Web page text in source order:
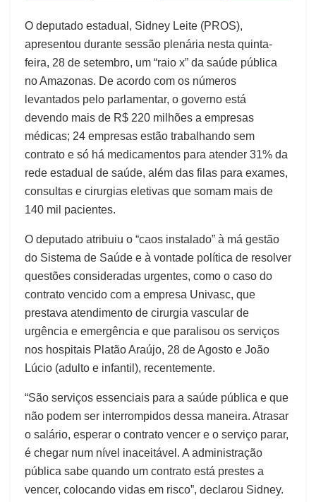
O deputado estadual, Sidney Leite (PROS),
apresentou durante sessão plenária nesta quinta-
feira, 28 de setembro, um “raio x” da saúde pública
no Amazonas. De acordo com os números
levantados pelo parlamentar, o governo está
devendo mais de R$ 220 milhões a empresas
médicas; 24 empresas estão trabalhando sem
contrato e só há medicamentos para atender 31% da
rede estadual de saúde, além das filas para exames,
consultas e cirurgias eletivas que somam mais de
140 mil pacientes.
O deputado atribuiu o “caos instalado” à má gestão
do Sistema de Saúde e à vontade política de resolver
questões consideradas urgentes, como o caso do
contrato vencido com a empresa Univasc, que
prestava atendimento de cirurgia vascular de
urgência e emergência e que paralisou os serviços
nos hospitais Platão Araújo, 28 de Agosto e João
Lúcio (adulto e infantil), recentemente.
“São serviços essenciais para a saúde pública e que
não podem ser interrompidos dessa maneira. Atrasar
o salário, esperar o contrato vencer e o serviço parar,
é chegar num nível inaceitável. A administração
pública sabe quando um contrato está prestes a
vencer, colocando vidas em risco”, declarou Sidney.